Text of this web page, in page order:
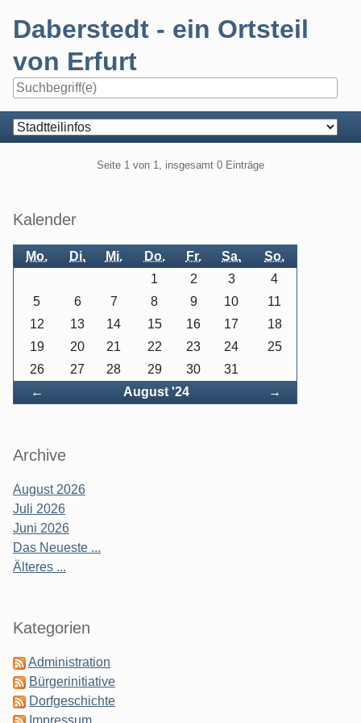
Daberstedt - ein Ortsteil
von Erfurt
Navigation
Seite 1 von 1, insgesamt 0 Einträge
Seitenleiste
Kalender
Mo. Di. Mi. Do. Fr. Sa. So.
← August '24 Vorwärts
→
1 2 3
4
5
6 7 8 9 10
11
12
13 14 15 16 17
18
19
20 21 22 23 24
25
26
27 28 29 30 31
Archive
August 2026
Juli 2026
Juni 2026
Das Neueste ...
Älteres ...
Kategorien
Administration
Bürgerinitiative
Dorfgeschichte
Impressum